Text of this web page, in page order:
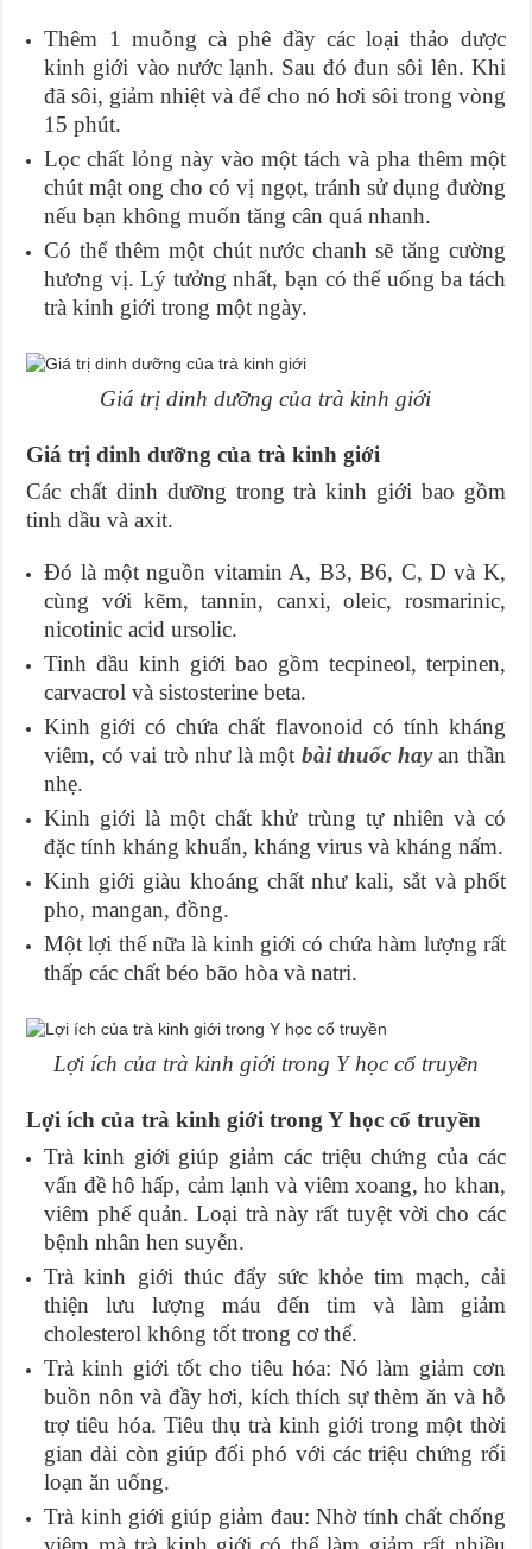
Thêm 1 muỗng cà phê đầy các loại thảo dược
kinh giới vào nước lạnh. Sau đó đun sôi lên. Khi
đã sôi, giảm nhiệt và để cho nó hơi sôi trong vòng
15 phút.
Lọc chất lỏng này vào một tách và pha thêm một
chút mật ong cho có vị ngọt, tránh sử dụng đường
nếu bạn không muốn tăng cân quá nhanh.
Có thể thêm một chút nước chanh sẽ tăng cường
hương vị. Lý tưởng nhất, bạn có thể uống ba tách
trà kinh giới trong một ngày.
Giá trị dinh dưỡng của trà kinh giới
Giá trị dinh dưỡng của trà kinh giới
Các chất dinh dưỡng trong trà kinh giới bao gồm
tinh dầu và axit.
Đó là một nguồn vitamin A, B3, B6, C, D và K,
cùng với kẽm, tannin, canxi, oleic, rosmarinic,
nicotinic acid ursolic.
Tinh dầu kinh giới bao gồm tecpineol, terpinen,
carvacrol và sistosterine beta.
Kinh giới có chứa chất flavonoid có tính kháng
viêm, có vai trò như là một bài thuốc hayan thần
nhẹ.
Kinh giới là một chất khử trùng tự nhiên và có
đặc tính kháng khuẩn, kháng virus và kháng nấm.
Kinh giới giàu khoáng chất như kali, sắt và phốt
pho, mangan, đồng.
Một lợi thế nữa là kinh giới có chứa hàm lượng rất
thấp các chất béo bão hòa và natri.
Lợi ích của trà kinh giới trong Y học cổ truyền
Lợi ích của trà kinh giới trong Y học cổ truyền
Trà kinh giới giúp giảm các triệu chứng của các
vấn đề hô hấp, cảm lạnh và viêm xoang, ho khan,
viêm phế quản. Loại trà này rất tuyệt vời cho các
bệnh nhân hen suyễn.
Trà kinh giới thúc đẩy sức khỏe tim mạch, cải
thiện lưu lượng máu đến tim và làm giảm
cholesterol không tốt trong cơ thể.
Trà kinh giới tốt cho tiêu hóa: Nó làm giảm cơn
buồn nôn và đầy hơi, kích thích sự thèm ăn và hỗ
trợ tiêu hóa. Tiêu thụ trà kinh giới trong một thời
gian dài còn giúp đối phó với các triệu chứng rối
loạn ăn uống.
Trà kinh giới giúp giảm đau: Nhờ tính chất chống